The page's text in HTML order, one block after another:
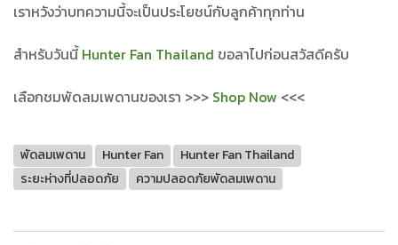
เราหวังว่าบทความนี้จะเป็นประโยชน์กับลูกค้าทุกท่าน
สำหรับวันนี้Hunter Fan Thailand ขอลาไปก่อนสวัสดีครับ
เลือกชมพัดลมเพดานของเรา >>> Shop Now <<<
พัดลมเพดาน Hunter Fan
Hunter Fan Thailand
ระยะห่างที่ปลอดภัย
ความปลอดภัยพัดลมเพดาน